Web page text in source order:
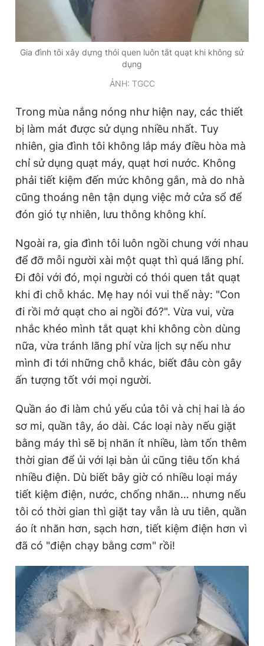
Gia đình tôi xây dựng thói quen luôn tắt quạt khi không sử
dụng
ẢNH: TGCC
Trong mùa nắng nóng như hiện nay, các thiết
bị làm mát được sử dụng nhiều nhất. Tuy
nhiên, gia đình tôi không lắp máy điều hòa mà
chỉ sử dụng quạt máy, quạt hơi nước. Không
phải tiết kiệm đến mức không gắn, mà do nhà
cũng thoáng nên tận dụng việc mở cửa sổ để
đón gió tự nhiên, lưu thông không khí.
Ngoài ra, gia đình tôi luôn ngồi chung với nhau
để đỡ mỗi người xài một quạt thì quá lãng phí.
Đi đôi với đó, mọi người có thói quen tắt quạt
khi đi chỗ khác. Mẹ hay nói vui thế này: "Con
đi rồi mở quạt cho ai ngồi đó?". Vừa vui, vừa
nhắc khéo mình tắt quạt khi không còn dùng
nữa, vừa tránh lãng phí vừa lịch sự nếu như
mình đi tới những chỗ khác, biết đâu còn gây
ấn tượng tốt với mọi người.
Quần áo đi làm chủ yếu của tôi và chị hai là áo
sơ mi, quần tây, áo dài. Các loại này nếu giặt
bằng máy thì sẽ bị nhăn ít nhiều, làm tốn thêm
thời gian để ủi với lại bàn ủi cũng tiêu tốn khá
nhiều điện. Dù biết bây giờ có nhiều loại máy
tiết kiệm điện, nước, chống nhăn… nhưng nếu
tôi có thời gian thì giặt tay vẫn là ưu tiên, quần
áo ít nhăn hơn, sạch hơn, tiết kiệm điện hơn vì
đã có "điện chạy bằng cơm" rồi!